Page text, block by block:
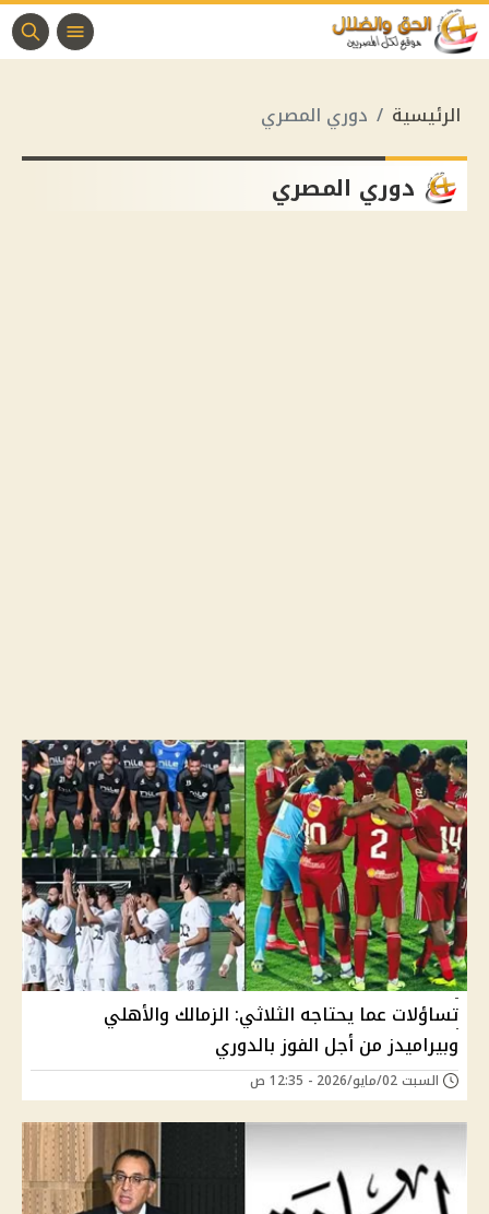
الرئيسية دوري المصري
دوري المصري
تساؤلات عما يحتاجه الثلاثي: الزمالك والأهلي
وبيراميدز من أجل الفوز بالدوري
السبت 02/مايو/2026 - 12:35 ص